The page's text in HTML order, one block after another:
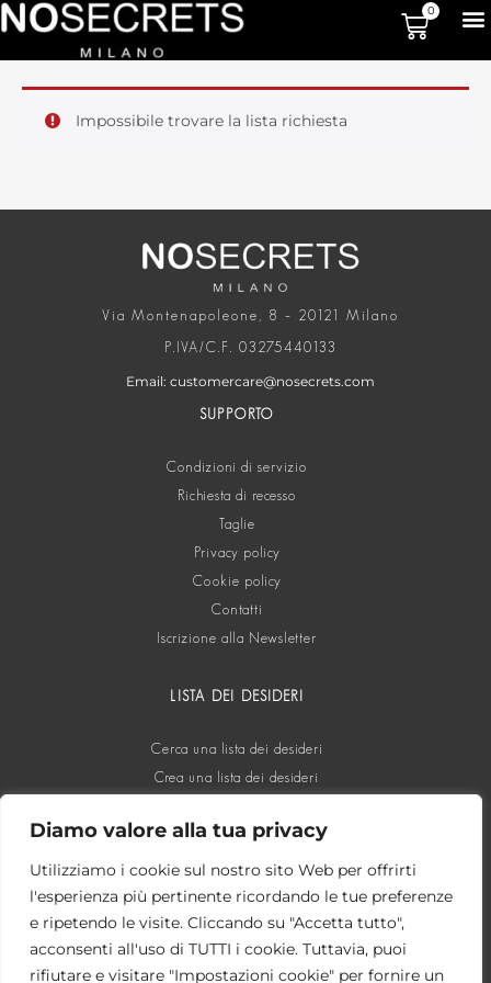
Diamo valore alla tua privacy
Utilizziamo i cookie sul nostro sito Web per offrirti
l'esperienza più pertinente ricordando le tue preferenze
e ripetendo le visite. Cliccando su "Accetta tutto",
acconsenti all'uso di TUTTI i cookie. Tuttavia, puoi
rifiutare e visitare "Impostazioni cookie" per fornire un
0
Impossibile trovare la lista richiesta
Via Montenapoleone, 8 – 20121 Milano
P.IVA/C.F. 03275440133
Email: customercare@nosecrets.com
SUPPORTO
Condizioni di servizio
Richiesta di recesso
Taglie
Privacy policy
Cookie policy
Contatti
Iscrizione alla Newsletter
LISTA DEI DESIDERI
Cerca una lista dei desideri
Crea una lista dei desideri
SOCIAL